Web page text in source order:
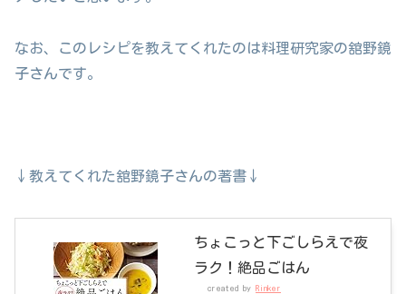
なお、このレシピを教えてくれたのは料理研究家の舘野鏡
子さんです。
↓教えてくれた舘野鏡子さんの著書↓
ちょこっと下ごしらえで夜
ラク！絶品ごはん
created by Rinker